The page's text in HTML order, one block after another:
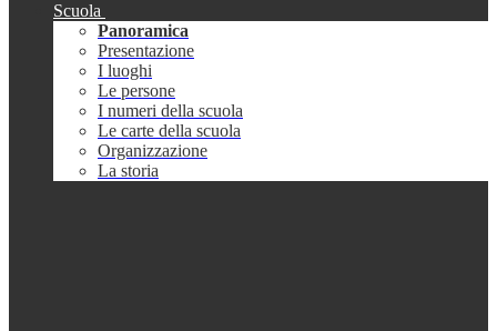
Scuola
Panoramica
Presentazione
I luoghi
Le persone
I numeri della scuola
Le carte della scuola
Organizzazione
La storia